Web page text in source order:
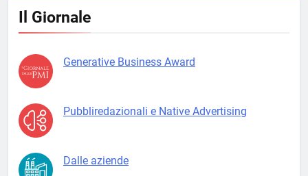
Il Giornale
Generative Business Award
Pubbliredazionali e Native Advertising
Dalle aziende